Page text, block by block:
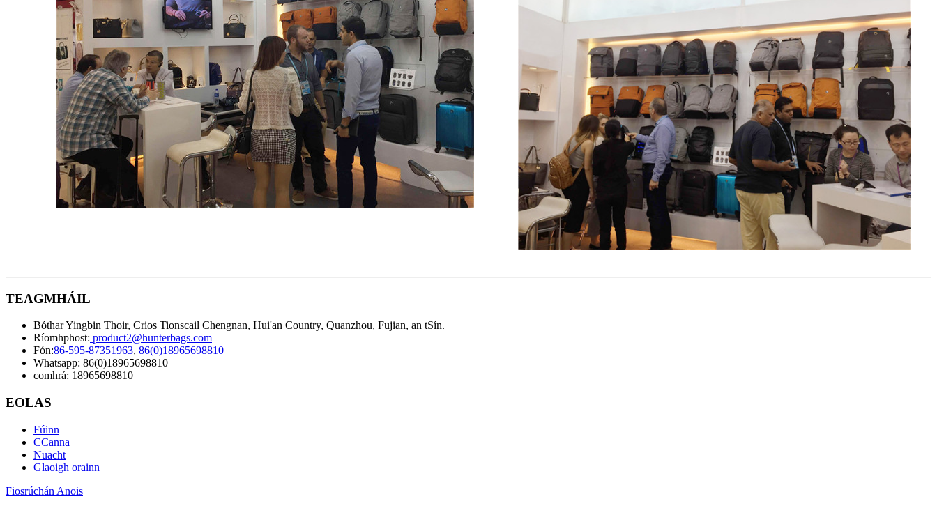
TEAGMHÁIL
Bóthar Yingbin Thoir, Crios Tionscail Chengnan, Hui'an Country, Quanzhou, Fujian, an tSín.
Ríomhphost: product2@hunterbags.com
Fón:86-595-87351963, 86(0)18965698810
Whatsapp: 86(0)18965698810
comhrá: 18965698810
EOLAS
Fúinn
CCanna
Nuacht
Glaoigh orainn
Fiosrúchán Anois